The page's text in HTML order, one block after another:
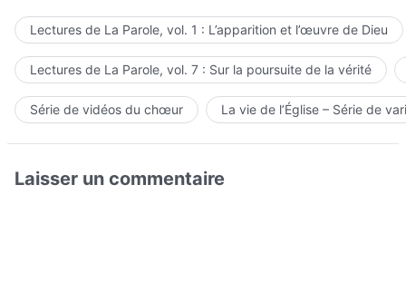
Lectures de La Parole, vol. 1 : L’apparition et l’œuvre de Dieu
Lectures de La Parole, vol. 7 : Sur la poursuite de la vérité
Série de vidéos du chœur La vie de l’Église – Série de
Laisser un commentaire